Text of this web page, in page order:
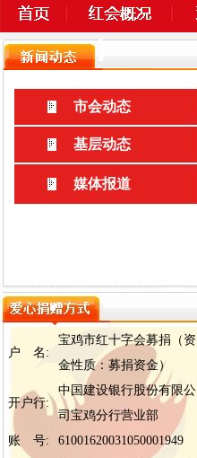
市会动态
基层动态
媒体报道
户 名:
宝鸡市红十字会募捐（资
金性质：募捐资金）
开户行:
中国建设银行股份有限公
司宝鸡分行营业部
账 号:
61001620031050001949